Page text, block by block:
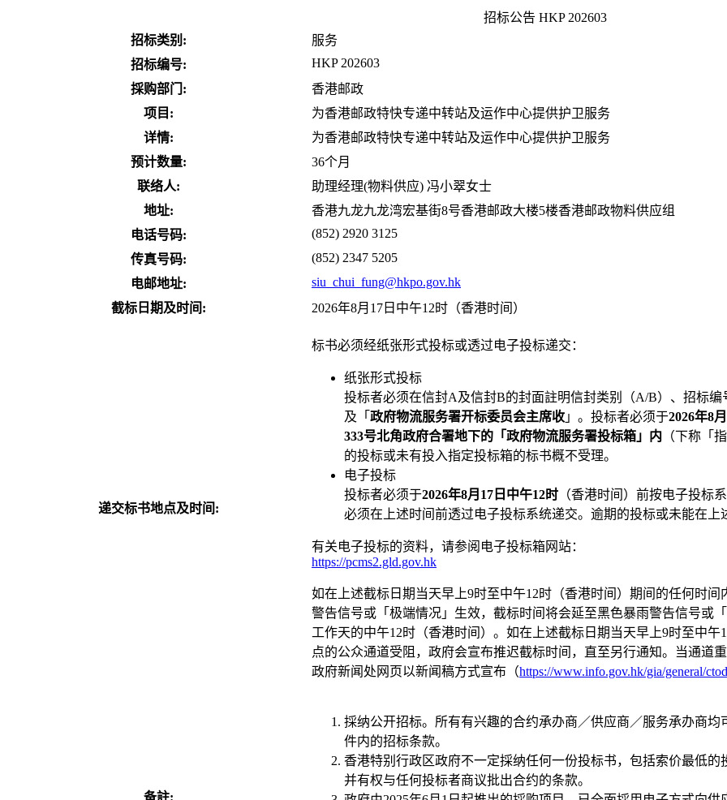
招标公告 HKP 202603
招标类别:
服务
招标编号:
HKP 202603
採购部门:
香港邮政
项目:
为香港邮政特快专递中转站及运作中心提供护卫服务
详情:
为香港邮政特快专递中转站及运作中心提供护卫服务
预计数量:
36个月
联络人:
助理经理(物料供应) 冯小翠女士
地址:
香港九龙九龙湾宏基街8号香港邮政大楼5楼香港邮政物料供应组
电话号码:
(852) 2920 3125
传真号码:
(852) 2347 5205
电邮地址:
siu_chui_fung@hkpo.gov.hk
截标日期及时间:
2026年8月17日中午12时（香港时间）
递交标书地点及时间:
标书必须经纸张形式投标或透过电子投标递交：
纸张形式投标
投标者必须在信封A及信封B的封面註明信封类别（A/B）、招标
及「 政府物流服务署开标委员会主席收 」。投标者必须于2026年8
333号北角政府合署地下的「政府物流服务署投标箱」内 （下称「
的投标或未有投入指定投标箱的标书概不受理。
电子投标
投标者必须于2026年8月17日中午12时 （香港时间）前按电子投标
必须在上述时间前透过电子投标系统递交。逾期的投标或未能在
有关电子投标的资料，请参阅电子投标箱网站：
https://pcms2.gld.gov.hk
如在上述截标日期当天早上9时至中午12时（香港时间）期间的任何时
警告信号或「极端情况」生效，截标时间将会延至黑色暴雨警告信号或
工作天的中午12时（香港时间）。如在上述截标日期当天早上9时至中
点的公众通道受阻，政府会宣布推迟截标时间，直至另行通知。当通道
政府新闻处网页以新闻稿方式宣布（https://www.info.gov.hk/gia/general/
备註:
採纳公开招标。所有有兴趣的合约承办商／供应商／服务承办商
件内的招标条款。
香港特别行政区政府不一定採纳任何一份投标书，包括索价最低
并有权与任何投标者商议批出合约的条款。